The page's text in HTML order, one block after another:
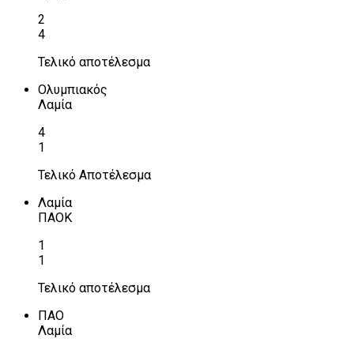
2
4
Τελικό αποτέλεσμα
Ολυμπιακός
Λαμία
4
1
Τελικό Αποτέλεσμα
Λαμία
ΠΑΟΚ
1
1
Τελικό αποτέλεσμα
ΠΑΟ
Λαμία